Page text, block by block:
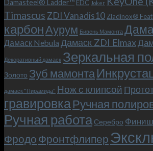
Damasteel® Ladder™ EDC Joker
Timascus ZDI Vanadis10 Zladinox®
карбонАурум Бивень Мамонта
Дамаск Nebula Дамаск ZDI Elmax
Декоративный дамаск Зеркальная
Золото Зуб мамонта
дамаск "Пирамида" Нож с клипсой
гравировкаРучная
Ручная работа Серебро
Фродо Фронтфлипер